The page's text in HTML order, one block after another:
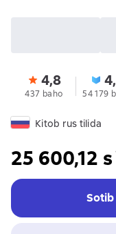
4,8
437 baho 54 179
Kitob rus tilida
25 600,12